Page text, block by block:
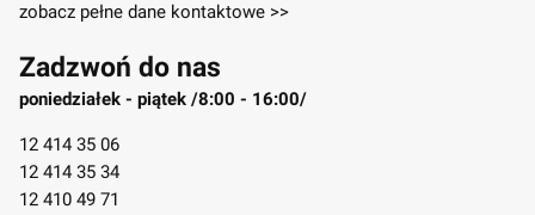
zobacz pełne dane kontaktowe >>
Zadzwoń do nas
poniedziałek - piątek /8:00 - 16:00/
12 414 35 06
12 414 35 34
12 410 49 71